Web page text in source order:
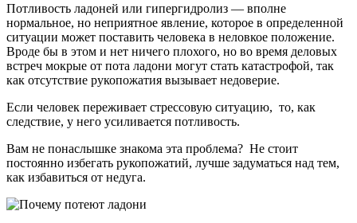
Потливость ладоней или гипергидролиз — вполне
нормальное, но неприятное явление, которое в определенной
ситуации может поставить человека в неловкое положение.
Вроде бы в этом и нет ничего плохого, но во время деловых
встреч мокрые от пота ладони могут стать катастрофой, так
как отсутствие рукопожатия вызывает недоверие.
Если человек переживает стрессовую ситуацию, то, как
следствие, у него усиливается потливость.
Вам не понаслышке знакома эта проблема? Не стоит
постоянно избегать рукопожатий, лучше задуматься над тем,
как избавиться от недуга.